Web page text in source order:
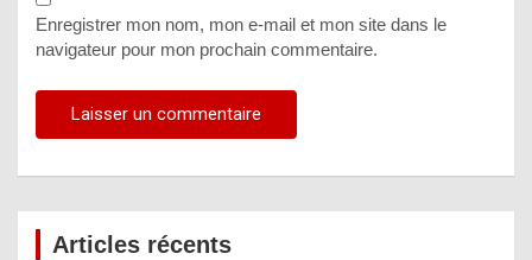
Enregistrer mon nom, mon e-mail et mon site dans le
navigateur pour mon prochain commentaire.
Articles récents